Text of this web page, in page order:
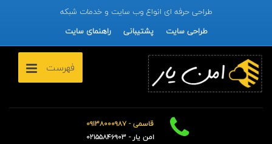
طراحی حرفه ای انواع وب سایت و خدمات شبکه
طراحی سایت
پشتیبانی راهنمای سایت
فهرست
قاسمی - 09138000987
امن یار - 02155846903